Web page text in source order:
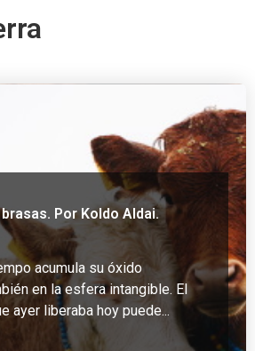
Por Koldo Aldai.
acumula su óxido
en la esfera intangible. El
ayer liberaba hoy puede...